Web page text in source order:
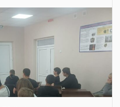
майстер
ужиткового